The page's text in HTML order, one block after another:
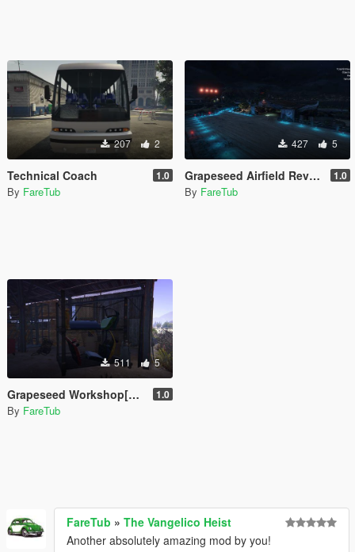
207 2
Technical Coach 1.0
By FareTub
427 5
Grapeseed Airfield Revamped[Menyoo] 1.0
By FareTub
511 5
Grapeseed Workshop[Menyoo] 1.0
By FareTub
FareTub » The Vangelico Heist
Another absolutely amazing mod by you!